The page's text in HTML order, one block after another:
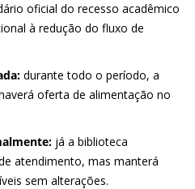
oficial do recesso acadêmico
à redução do fluxo de
durante todo o período, a
oferta de alimentação no
já a biblioteca
atendimento, mas manterá
sem alterações.